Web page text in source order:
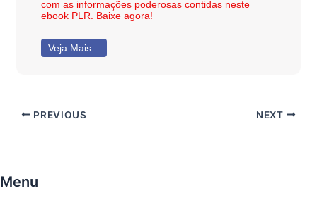
com as informações poderosas contidas neste
ebook PLR. Baixe agora!
Veja Mais...
PREVIOUS NEXT
Menu